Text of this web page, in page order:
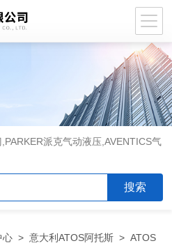
派克气动液压,AVENTICS气
心 >意大利ATOS阿托斯 >ATOS